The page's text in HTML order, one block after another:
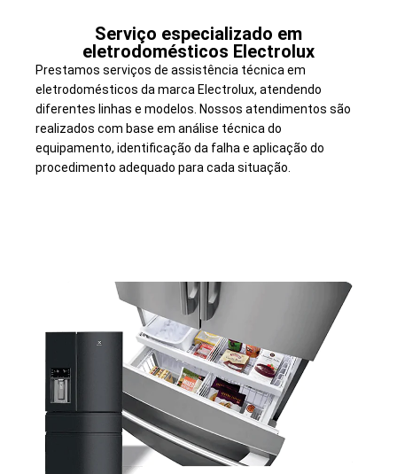
Serviço especializado em
eletrodomésticos Electrolux
Prestamos serviços de assistência técnica em
eletrodomésticos da marca Electrolux, atendendo
diferentes linhas e modelos. Nossos atendimentos são
realizados com base em análise técnica do
equipamento, identificação da falha e aplicação do
procedimento adequado para cada situação.